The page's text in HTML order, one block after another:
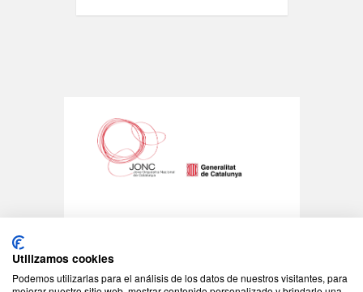
navigation
Tel: +34 93 408 08 57
Utilizamos cookies
Podemos utilizarlas para el análisis de los datos de nuestros visitantes, para